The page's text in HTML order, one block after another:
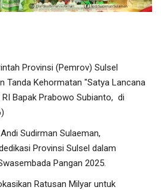
Provinsi (Pemrov) Sulsel
Tanda Kehormatan "Satya Lancana
Bapak Prabowo Subianto, di
Sudirman Sulaeman,
Provinsi Sulsel dalam
Pangan 2025.
Ratusan Milyar untuk